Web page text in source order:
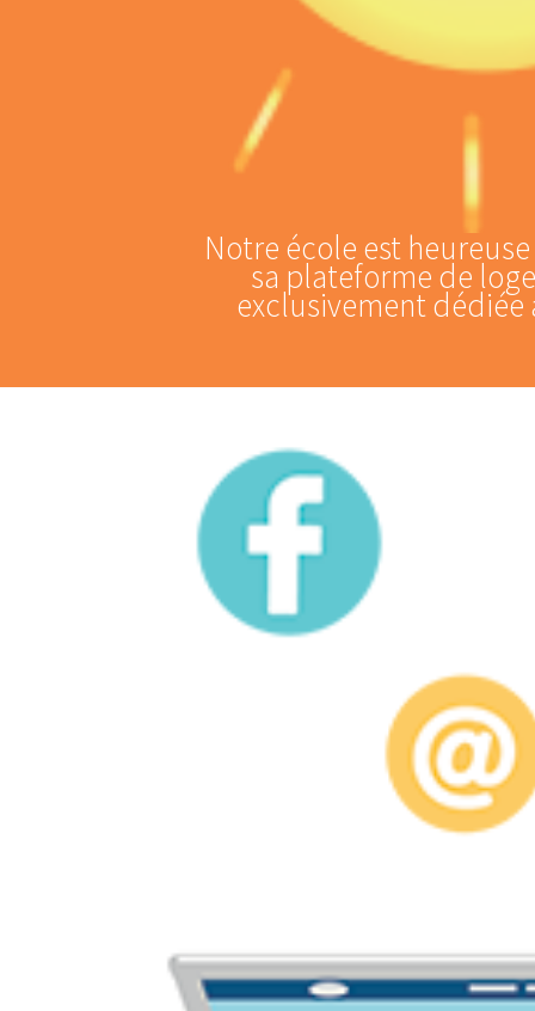
Notre école est
sa plateforme de
exclusivement dédiée